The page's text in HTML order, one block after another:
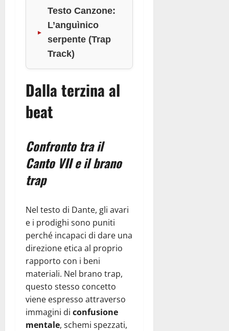
Testo Canzone:
L’anguìnico
serpente (Trap
Track)
Dalla terzina al
beat
Confronto tra il
Canto VII e il brano
trap
Nel testo di Dante, gli avari
e i prodighi sono puniti
perché incapaci di dare una
direzione etica al proprio
rapporto con i beni
materiali. Nel brano trap,
questo stesso concetto
viene espresso attraverso
immagini di confusione
mentale, schemi spezzati,